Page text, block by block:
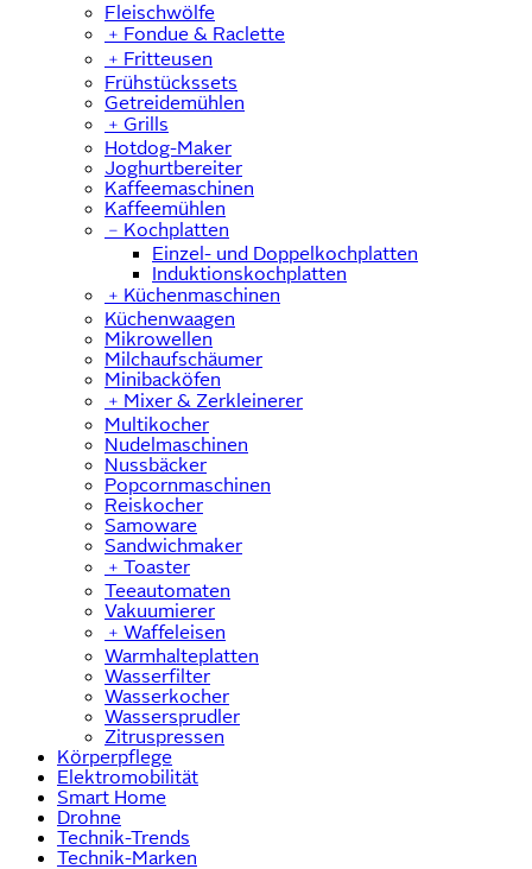
Fleischwölfe
﹢ Fondue & Raclette
﹢ Fritteusen
Frühstückssets
Getreidemühlen
﹢ Grills
Hotdog-Maker
Joghurtbereiter
Kaffeemaschinen
Kaffeemühlen
﹣ Kochplatten
Einzel- und Doppelkochplatten
Induktionskochplatten
﹢ Küchenmaschinen
Küchenwaagen
Mikrowellen
Milchaufschäumer
Minibacköfen
﹢ Mixer & Zerkleinerer
Multikocher
Nudelmaschinen
Nussbäcker
Popcornmaschinen
Reiskocher
Samoware
Sandwichmaker
﹢ Toaster
Teeautomaten
Vakuumierer
﹢ Waffeleisen
Warmhalteplatten
Wasserfilter
Wasserkocher
Wassersprudler
Zitruspressen
Körperpflege
Elektromobilität
Smart Home
Drohne
Technik-Trends
Technik-Marken